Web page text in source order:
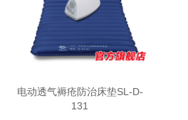
电动透气褥疮防治床垫SL-D-
131